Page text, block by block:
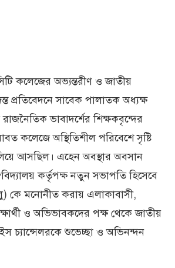
কলেজের অভ্যন্তরীণ ও জাতীয়
প্রতিবেদনে সাবেক পালাতক অধ্যক্ষ
ভাবাদর্শের শিক্ষকবৃন্দের
কলেজে অস্থিতিশীল পরিবেশে সৃষ্টি
আসছিল। এহেন অবস্থার অবসান
কর্তৃপক্ষ নতুন সভাপতি হিসেবে
মনোনীত করায় এলাকাবাসী,
ও অভিভাবকদের পক্ষ থেকে জাতীয়
চ্যান্সেলরকে শুভেচ্ছা ও অভিনন্দন